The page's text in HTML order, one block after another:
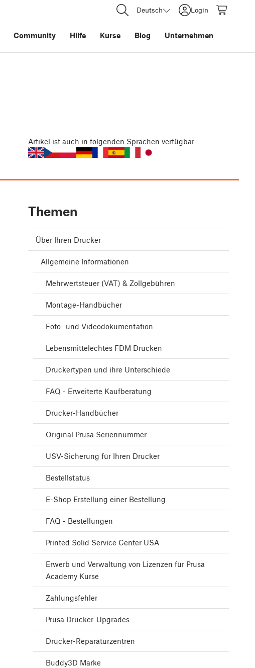
Deutsch Login
Community Hilfe Kurse Blog Unternehmen
Artikel ist auch in folgenden Sprachen verfügbar
Themen
Über Ihren Drucker
Allgemeine Informationen
Mehrwertsteuer (VAT) & Zollgebühren
Montage-Handbücher
Foto- und Videodokumentation
Lebensmittelechtes FDM Drucken
Druckertypen und ihre Unterschiede
FAQ - Erweiterte Kaufberatung
Drucker-Handbücher
Original Prusa Seriennummer
USV-Sicherung für Ihren Drucker
Bestellstatus
E-Shop Erstellung einer Bestellung
FAQ - Bestellungen
Printed Solid Service Center USA
Erwerb und Verwaltung von Lizenzen für Prusa
Academy Kurse
Zahlungsfehler
Prusa Drucker-Upgrades
Drucker-Reparaturzentren
Buddy3D Marke